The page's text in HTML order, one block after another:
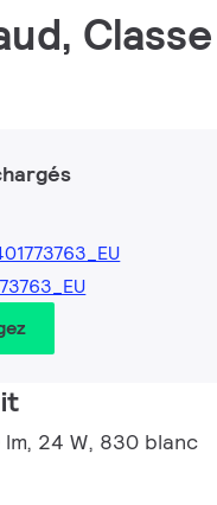
Classe
24 W, 830 blanc